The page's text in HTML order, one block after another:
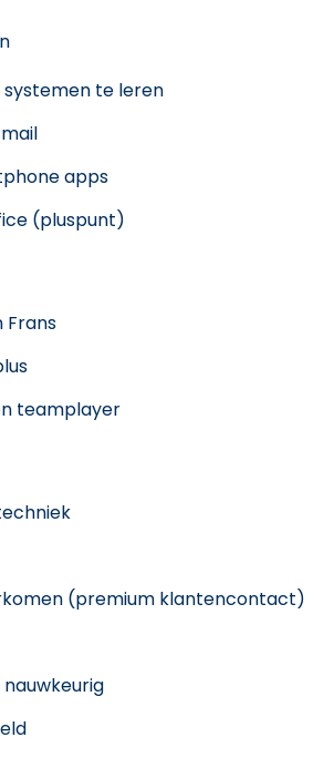
systemen te leren
apps
(pluspunt)
Frans
teamplayer
(premium klantencontact)